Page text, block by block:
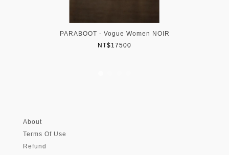
PARABOOT - Vogue Women NOIR
NT$17500
About
Terms Of Use
Refund